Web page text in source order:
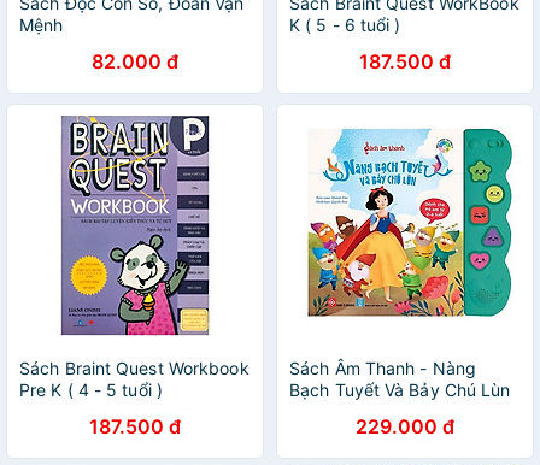
Mệnh
82.000 đ
K ( 5 - 6 tuổi )
187.500 đ
Sách Braint Quest Workbook
Pre K ( 4 - 5 tuổi )
187.500 đ
Sách Âm Thanh - Nàng
Bạch Tuyết Và Bảy Chú Lùn
229.000 đ